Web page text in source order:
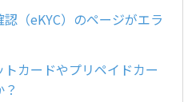
認（eKYC）のページがエラ
トカードやプリペイドカー